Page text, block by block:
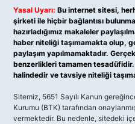
Yasal Uyarı: Bu internet sitesi,
şirketi ile hiçbir bağlantısı
hazırladığımız makaleler
haber niteliği taşımamakta olup,
paylaşım yapılmamaktadır.
benzerlikleri tamamen
halindedir ve tavsiye niteliği
Sitemiz, 5651 Sayılı Kanun
Kurumu (BTK) tarafından
vermektedir. Bu nedenle, sitedeki